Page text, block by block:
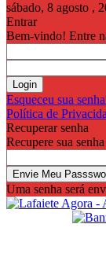
sábado, 8 agosto ,
Entrar
Bem-vindo! Entre
Esqueceu sua
Política de
Recuperar senha
Recupere sua senha
Uma senha será